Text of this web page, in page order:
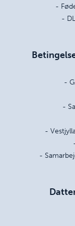
-
-
-
-
-
-